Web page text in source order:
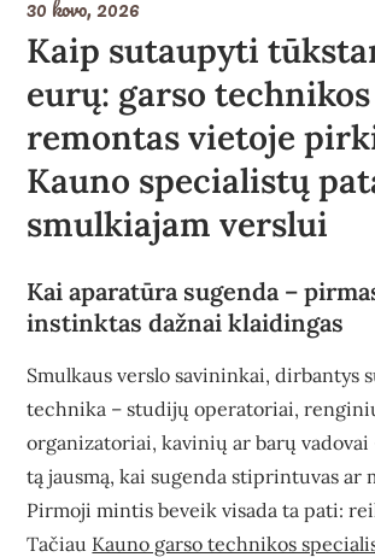
30 kovo, 2026
Kaip sutaupyti
eurų: garso technikos
remontas vietoje
Kauno specialistų
smulkiajam verslui
Kai aparatūra sugenda –
instinktas dažnai klaidingas
Smulkaus verslo savininkai, dirbantys
technika – studijų operatoriai,
organizatoriai, kavinių ar barų
tą jausmą, kai sugenda stiprintuvas ar
Pirmoji mintis beveik visada ta pati:
Tačiau Kauno garso technikos